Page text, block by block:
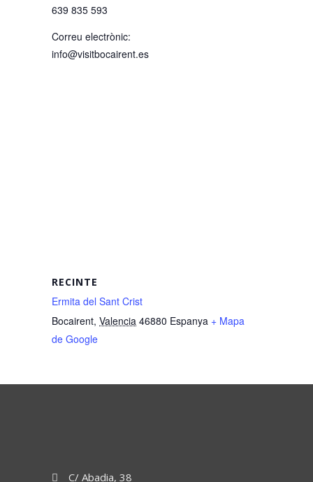
639 835 593
Correu electrònic:
info@visitbocairent.es
RECINTE
Ermita del Sant Crist
Bocairent, Valencia 46880 Espanya + Mapa
de Google
C/ Abadia, 38